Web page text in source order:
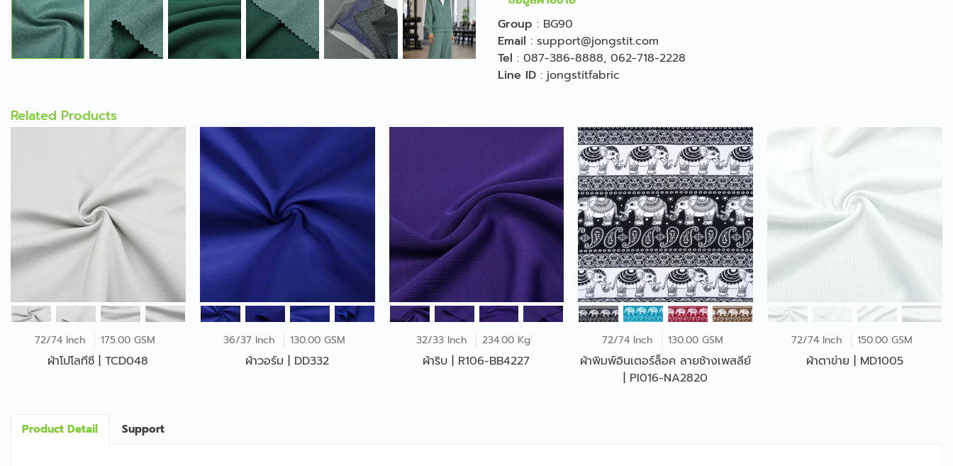
Group : BG90
Email : support@jongstit.com
Tel : 087-386-8888, 062-718-2228
Line ID : jongstitfabric
Related Products
72/74 Inch 175.00 GSM
ผ้าโปโลทีซี | TCD048
36/37 Inch 130.00 GSM
ผ้าวอร์ม | DD332
32/33 Inch 234.00 Kg
ผ้าริบ | R106-BB4227
72/74 Inch 130.00 GSM
ผ้าพิมพ์อินเตอร์ล็อค ลายช้างเพสลีย์
| PI016-NA2820
72/74 Inch 150.00 GSM
ผ้าตาข่าย | MD1005
Product Detail Support